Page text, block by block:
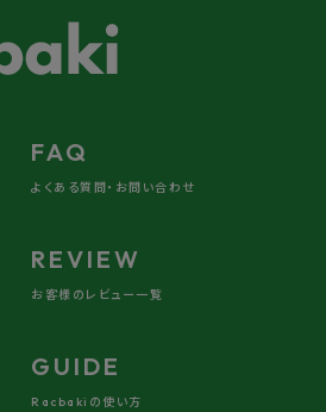
FAQ
よくある質問・お問い合わせ
REVIEW
お客様のレビュー一覧
GUIDE
Racbakiの使い方